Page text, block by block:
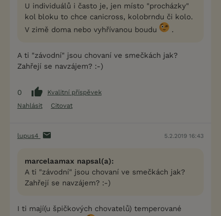
U individuálů i často je, jen místo "procházky"
kol bloku to chce canicross, kolobrndu či kolo.
V zimě doma nebo vyhřívanou boudu
.
A ti "závodní" jsou chovaní ve smečkách jak?
Zahřejí se navzájem? :-)
0
Kvalitní příspěvek
Nahlásit
Citovat
lupus4 5.2.2019 16:43
marcelaamax napsal(a):
A ti "závodní" jsou chovaní ve smečkách jak?
Zahřejí se navzájem? :-)
I ti mají(u špičkových chovatelů) temperované